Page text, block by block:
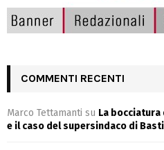
COMMENTI RECENTI
Marco Tettamanti su La
e il caso del supersindaco di